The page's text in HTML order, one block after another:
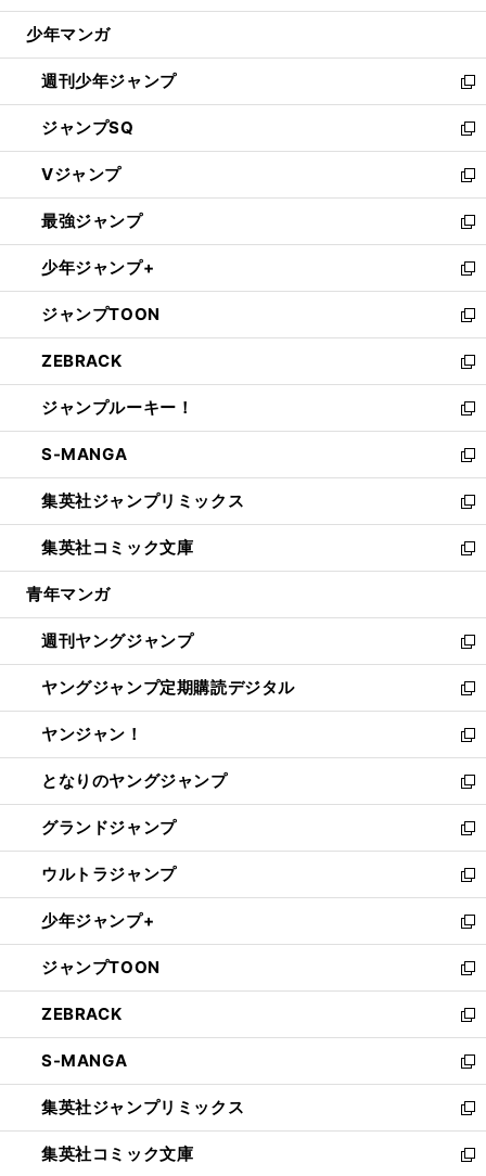
ウ
開
く
少年マンガ
週刊少年ジャンプ
新
し
い
ウ
ィ
ン
ド
ウ
で
開
く
ジャンプSQ
新
し
い
ウ
ィ
ン
ド
ウ
で
開
く
Vジャンプ
新
し
い
ウ
ィ
ン
ド
ウ
で
開
く
最強ジャンプ
新
し
い
ウ
ィ
ン
ド
ウ
で
開
く
少年ジャンプ+
新
し
い
ウ
ィ
ン
ド
ウ
で
開
く
ジャンプTOON
新
し
い
ウ
ィ
ン
ド
ウ
で
開
く
ZEBRACK
新
し
い
ウ
ィ
ン
ド
ウ
で
開
ジャンプルーキー！
新
し
い
ウ
ィ
ン
ド
ウ
開
く
S-MANGA
新
し
い
ウ
ィ
ン
ウ
で
開
く
集英社ジャンプリミックス
新
し
い
ウ
ン
ド
ウ
で
開
く
集英社コミック文庫
新
し
ウ
ィ
ン
ド
ウ
で
開
く
青年マンガ
週刊ヤングジャンプ
新
し
い
ウ
ィ
ン
ド
ウ
で
開
く
ヤングジャンプ定期購読デジタル
新
し
い
ウ
ィ
ン
ド
ウ
で
開
く
ヤンジャン！
新
し
い
ウ
ィ
ン
ド
ウ
で
開
く
となりのヤングジャンプ
新
し
い
ウ
ィ
ン
ド
ウ
で
開
く
グランドジャンプ
新
し
い
ウ
ィ
ン
ド
ウ
で
開
く
ウルトラジャンプ
新
し
い
ウ
ィ
ン
ド
ウ
で
開
く
少年ジャンプ+
新
し
い
ウ
ィ
ン
ド
ウ
で
開
く
ジャンプTOON
新
し
い
ウ
ィ
ン
ド
ウ
で
ZEBRACK
新
し
い
ウ
ィ
ン
ド
S-MANGA
新
し
い
ウ
ィ
集英社ジャンプリミックス
新
し
い
集英社コミック文庫
新